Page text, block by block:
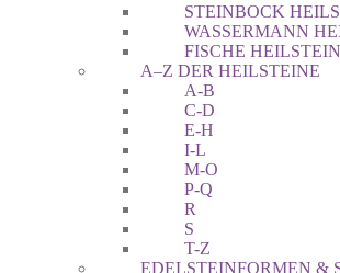
STEINBOCK
WASSERMANN
FISCHE
A–Z DER HEILSTEINE
A-B
C-D
E-H
I-L
M-O
P-Q
R
S
T-Z
EDELSTEINFORMEN &